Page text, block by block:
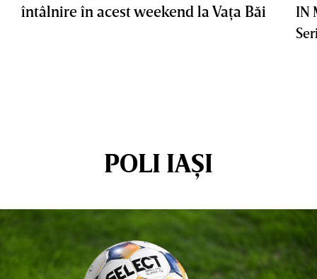
întâlnire în acest weekend la Vaţa Băi
IN
POLI IAȘI